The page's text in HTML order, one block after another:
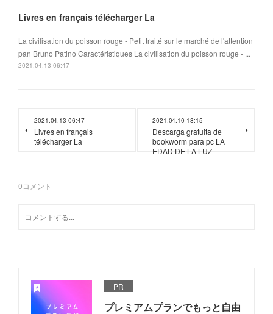
Livres en français télécharger La
La civilisation du poisson rouge - Petit traité sur le marché de l'attention
pan Bruno Patino Caractéristiques La civilisation du poisson rouge - ...
2021.04.13 06:47
2021.04.13 06:47
Livres en français
télécharger La
2021.04.10 18:15
Descarga gratuita de
bookworm para pc LA
EDAD DE LA LUZ
0コメント
PR
プレミアムプランでもっと自由